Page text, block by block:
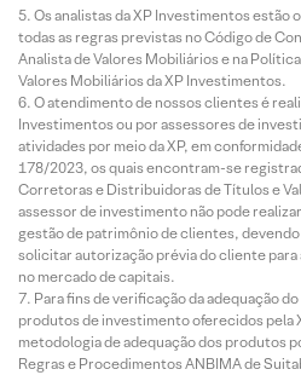
Os analistas da XP Investimentos estão
todas as regras previstas no Código de
Analista de Valores Mobiliários e na
Valores Mobiliários da XP Investimentos.
O atendimento de nossos clientes é
Investimentos ou por assessores de
atividades por meio da XP, em
178/2023, os quais encontram-se
Corretoras e Distribuidoras de Títulos e
assessor de investimento não pode
gestão de patrimônio de clientes,
solicitar autorização prévia do cliente
no mercado de capitais.
Para fins de verificação da adequação
produtos de investimento oferecidos pela
metodologia de adequação dos produtos
Regras e Procedimentos ANBIMA de